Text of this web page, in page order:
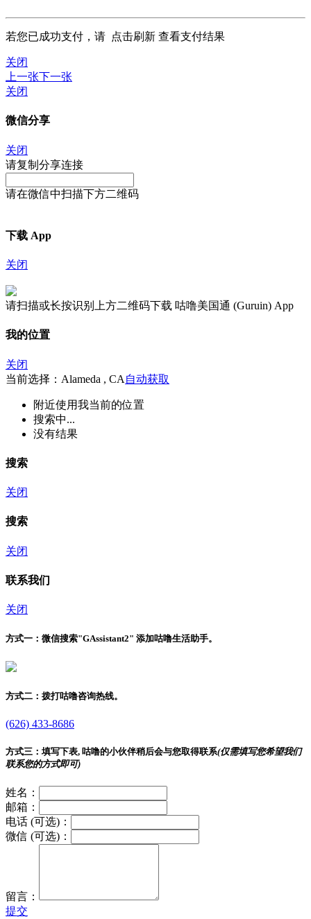
若您已成功支付，请 点击刷新 查看支付结果
关闭
上一张下一张
关闭
微信分享
关闭
请复制分享连接
请在微信中扫描下方二维码
下载 App
关闭
请扫描或长按识别上方二维码下载 咕噜美国通 (Guruin) App
我的位置
关闭
当前选择：Alameda , CA 自动获取
附近使用我当前的位置
搜索中...
没有结果
搜索
关闭
搜索
关闭
联系我们
关闭
方式一： 微信搜索"GAssistant2" 添加咕噜生活助手。
方式二： 拨打咕噜咨询热线。
(626) 433-8686
方式三： 填写下表, 咕噜的小伙伴稍后会与您取得联系(仅需填写您希望我们
联系您的方式即可)
姓名：
邮箱：
电话 (可选)：
微信 (可选)：
留言：
提交